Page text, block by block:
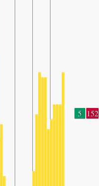
5 152